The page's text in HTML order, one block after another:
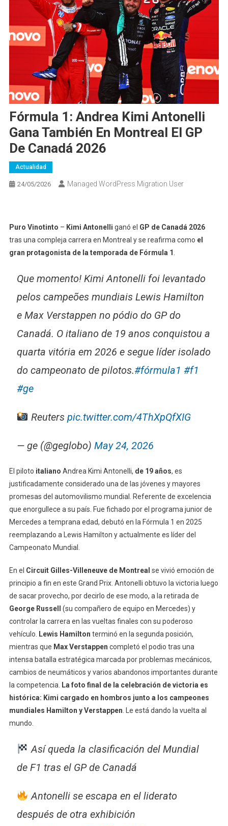
Fórmula 1: Andrea Kimi Antonelli
Gana También En Montreal El GP
De Canadá 2026
Actualidad
24/05/2026 Managed WordPress Migration User
Puro Vinotinto – Kimi Antonelli ganó el GP de Canadá 2026
tras una compleja carrera en Montreal y se reafirma como el
gran protagonista de la temporada de Fórmula 1
Que momento! Kimi Antonelli foi levantado
pelos campeões mundiais Lewis Hamilton
e Max Verstappen no pódio do GP do
Canadá. O italiano de 19 anos conquistou a
quarta vitória em 2026 e segue líder isolado
do campeonato de pilotos.#fórmula1 #f1
#ge
Reuters pic.twitter.com/4ThXpQfXIG
— ge (@geglobo) May 24, 2026
El piloto italiano Andrea Kimi Antonelli, de 19 años, es
justificadamente considerado una de las jóvenes y mayores
promesas del automovilismo mundial. Referente de excelencia
que enorgullece a su país. Fue fichado por el programa junior de
Mercedes a temprana edad, debutó en la Fórmula 1 en 2025
reemplazando a Lewis Hamilton y actualmente es líder del
Campeonato Mundial.
En el Circuit Gilles-Villeneuve de Montreal se vivió emoción de
principio a fin en este Grand Prix. Antonelli obtuvo la victoria luego
de sacar provecho, por decirlo de ese modo, a la retirada de
George Russell
(su compañero de equipo en Mercedes) y
controlar la carrera en las vueltas finales con su poderoso
vehículo.
Lewis Hamilton terminó en la segunda posición,
mientras que Max Verstappen completó el podio tras una
intensa batalla estratégica marcada por problemas mecánicos,
cambios de neumáticos y varios abandonos importantes durante
la competencia.
La foto final de la celebración de victoria es
histórica: Kimi cargado en hombros junto a los campeones
mundiales Hamilton y Verstappen . Le está dando la vuelta al
mundo.
Así queda la clasificación del Mundial
de F1 tras el GP de Canadá
Antonelli se escapa en el liderato
después de otra exhibición